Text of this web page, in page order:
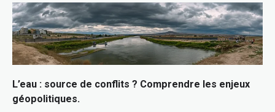
L’eau : source de conflits ? Comprendre les enjeux
géopolitiques.